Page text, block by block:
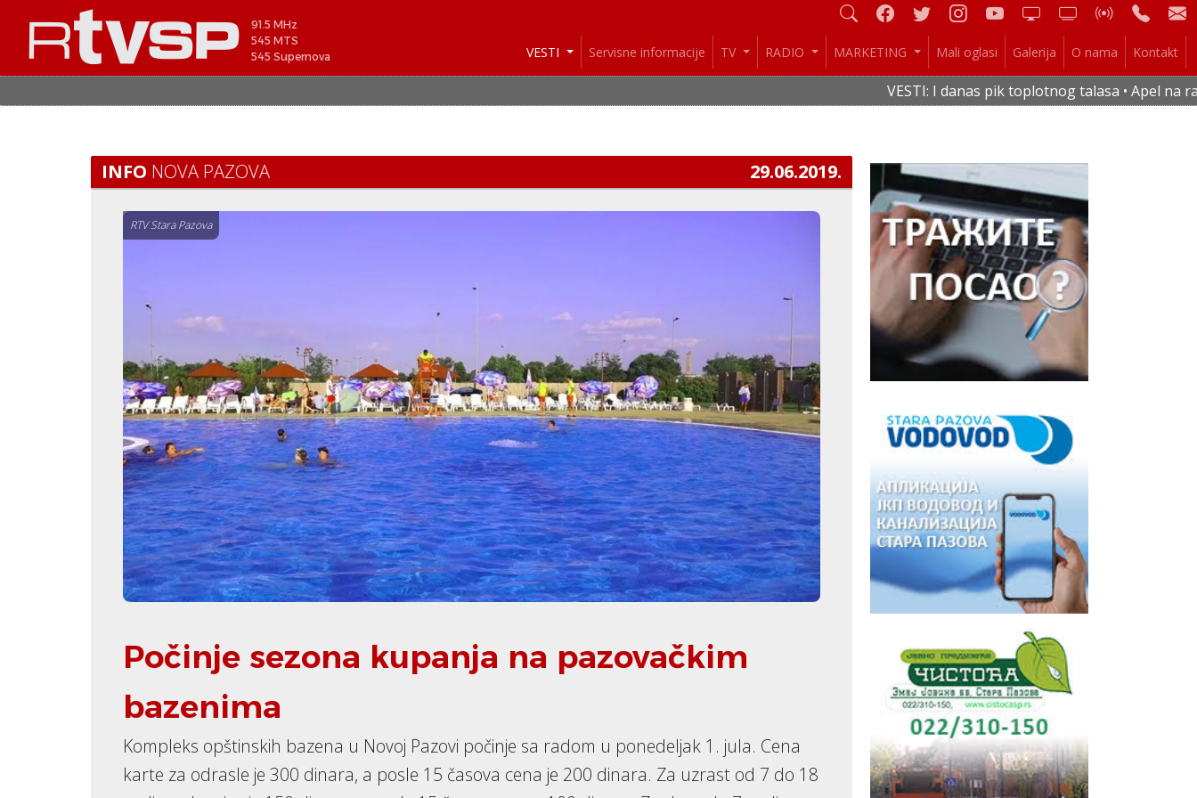
91.5 MHz
545 MTS
545 Supernova
VESTI Servisne informacije TV RADIO MARKETING Mali oglasi Galerija O nama Kontakt
VESTI: I danas pik toplotnog talasa • Apel na
INFO NOVA PAZOVA 29.06.2019.
RTV Stara Pazova
Počinje sezona kupanja na pazovačkim
bazenima
Kompleks opštinskih bazena u Novoj Pazovi počinje sa radom u ponedeljak 1. jula. Cena
karte za odrasle je 300 dinara, a posle 15 časova cena je 200 dinara. Za uzrast od 7 do 18